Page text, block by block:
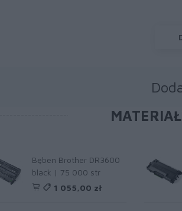
Bęben Brother DR3600
black | 75 000 str
1 055,00 zł